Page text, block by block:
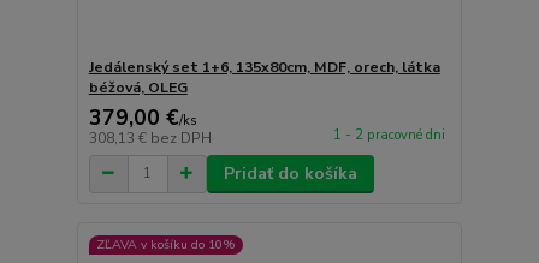
Jedálenský set 1+6, 135x80cm, MDF, orech, látka
béžová, OLEG
379,00 €/ks
308,13 € bez DPH 1 - 2 pracovné dni
Pridať do košíka
ZĽAVA v košíku do 10%